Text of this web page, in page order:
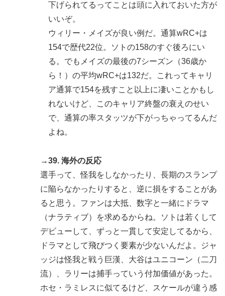
下げられてるってことは頭に入れておいた方が
いいぞ。
ウィリー・メイズが良い例だ。通算wRC+は
154で歴代22位。ソトの158のすぐ後ろにい
る。でもメイズの最後の7シーズン（36歳か
ら！）の平均wRC+は132だ。これってキャリ
ア通算で154を残すこと以上に凄いことかもし
れないけど、このキャリア終盤の衰えのせい
で、通算の率スタッツが下がっちゃってるんだ
よね。
→39. 海外の反応
選手って、怪我をしなかったり、長期のスランプ
に陥らなかったりすると、逆に損をすることがあ
ると思う。ファンは大抵、数字と一緒にドラマ
（ナラティブ）を求めるからね。ソトは若くして
デビューして、ずっと一貫して安定してるから、
ドラマとして飛びつく要素が少ないんだよ。ジャ
ッジは怪我と戦う巨漢、大谷はユニコーン（二刀
流）、ラリーは捕手っていう付加価値があった。
ホセ・ラミレスに似てるけど、スケールが違う感